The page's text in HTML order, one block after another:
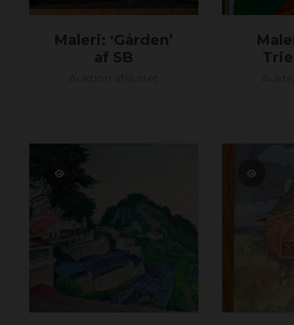
Maleri: ‘Gården’
af SB